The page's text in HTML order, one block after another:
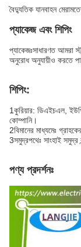
বৈদ্যুতিক যানবাহন
প্যাকেজ এবং শিপিং
প্যাকেজঃসাধারণত আমরা
অনুরোধ অনুযায়ীও করতে
শিপিং:
1কুরিয়ার: ডিএইচএল,
কোম্পানি।
2বিমানের মাধ্যমেঃ
3সমুদ্রপথেঃ সাংহাই সমুদ্র
পণ্য প্রদর্শনঃ